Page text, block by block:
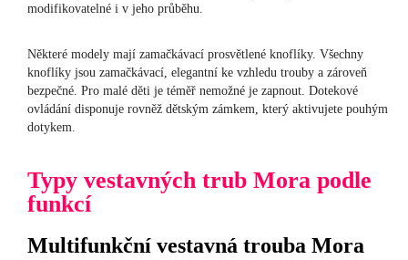
modifikovatelné i v jeho průběhu.
Některé modely mají zamačkávací prosvětlené knoflíky. Všechny
knoflíky jsou zamačkávací, elegantní ke vzhledu trouby a zároveň
bezpečné. Pro malé děti je téměř nemožné je zapnout. Dotekové
ovládání disponuje rovněž dětským zámkem, který aktivujete pouhým
dotykem.
Typy vestavných trub Mora podle
funkcí
Multifunkční vestavná trouba Mora